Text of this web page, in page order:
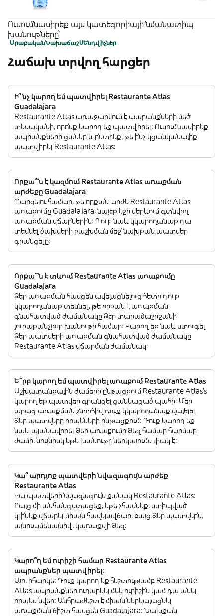
Ուսումնասիրեք այս կատեգորիայի նմանատիպ
խանութները՝
ԱրաբականՆախաճաշՍԵնդվիչներ
Հաճախ տրվող հարցեր
Ի՞նչ կարող եմ պատվիրել Restaurante Atlas
Guadalajara
Restaurante Atlas առաջարկում է ապրանքների մեծ
տեսականի, որոնք կարող եք պատվիրել: Ուսումնասիրեք
ապրանքների ցանկը և ընտրեք, թե ինչ կցանկանայիք
պատվիրել Restaurante Atlas:
Որքա՞ն է կազմում Restaurante Atlas առաքման
արժեքը Guadalajara
Պարզելու համար, թե որքան արժե Restaurante Atlas
առաքումը Guadalajara, նայեք էջի վերևում գտնվող
առաքման վճարներին: Դուք նաև կկարողանաք դա
տեսնել ծախսերի բաշխման մեջ՝ նախքան պատվեր
գրանցելը:
Որքա՞ն է տևում Restaurante Atlas առաքումը
Guadalajara
Ձեր առաքման հասցեն ավելացնելուց հետո դուք
կկարողանաք տեսնել, թե որքան է առաքման
գնահատված ժամանակը Ձեր տարածաշրջանի
յուրաքանչյուր խանութի համար: Կարող եք նաև ստուգել
Ձեր պատվերի առաքման գնահատված ժամանակը
Restaurante Atlas վճարման ժամանակ:
Ե՞րբ կարող եմ պատվիրել առաքում Restaurante Atlas
Աշխատանքային ժամերի ընթացքում Restaurante Atlas’s
կարող եք պատվեր գրանցել ցանկացած պահի: Մեր
արագ առաքման շնորհիվ դուք կկարողանաք վայելել
Ձեր պատվերը րոպեների ընթացքում: Դուք կարող եք
նաև պլանավորել Ձեր առաքումը Ձեզ համար հարմար
ժամի, նույնիսկ եթե խանութը ներկայումս փակ է:
Կա՞ արդյոք պատվերի նվազագույն արժեք
Restaurante Atlas
Կա պատվերի նվազագույն քանակ Restaurante Atlas:
Բայց մի անհանգստացեք, եթե չհասնեք, ստիպված
կլինեք վճարել միայն հավելավճար, բայց Ձեր պատվերն,
այնուամենայնիվ, կառաքվի Ձեզ:
Կարո՞ղ եմ ուրիշի համար Restaurante Atlas
ապրանքներ պատվիրել:
Այո, իհարկե: Դուք կարող եք հեշտությամբ Restaurante
Atlas ապրանքներ ուղարկել մեկ ուրիշին կամ դա անել
որպես նվեր: Անհրաժեշտ է միայն ներկայացնել
առաքման ճիշտ հասցեն Guadalajara: Նախքան